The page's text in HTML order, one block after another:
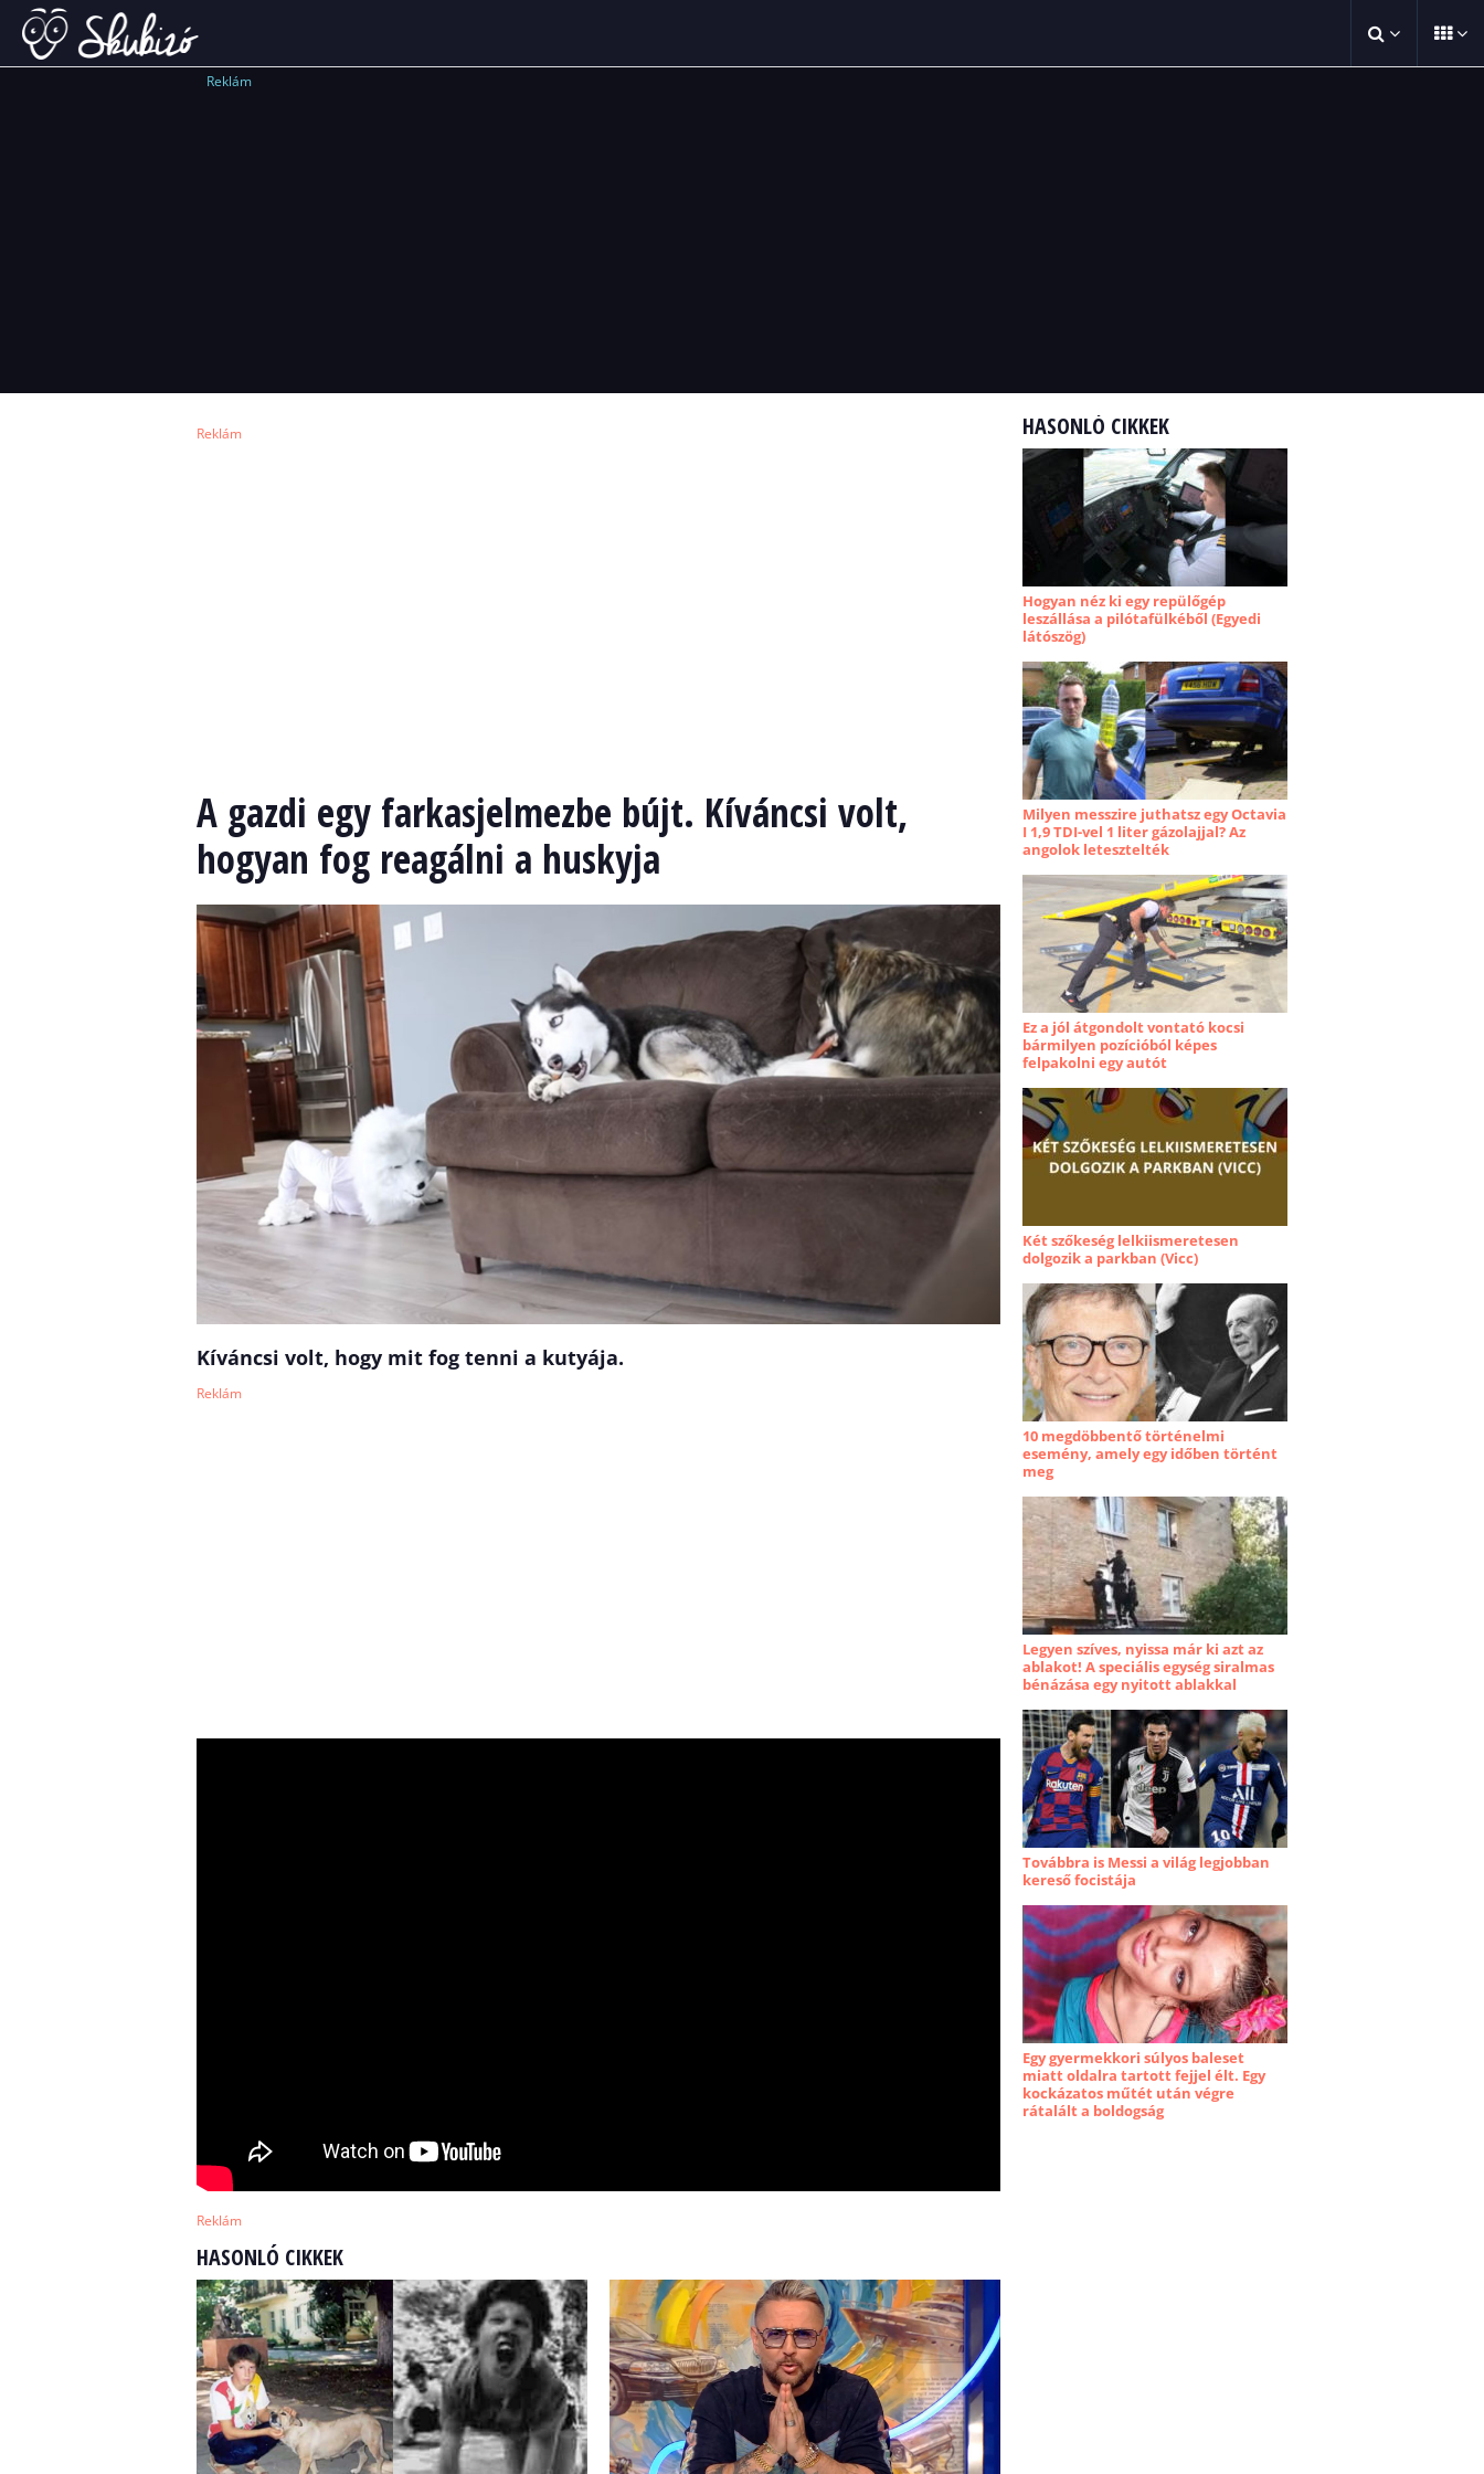
Reklám
Reklám
A gazdi egy farkasjelmezbe bújt. Kíváncsi volt,
hogyan fog reagálni a huskyja
Kíváncsi volt, hogy mit fog tenni a kutyája.
Reklám
Reklám
HASONLÓ CIKKEK
HASONLÓ CIKKEK
Hogyan néz ki egy repülőgép
leszállása a pilótafülkéből (Egyedi
látószög)
Milyen messzire juthatsz egy Octavia
I 1,9 TDI-vel 1 liter gázolajjal? Az
angolok letesztelték
Ez a jól átgondolt vontató kocsi
bármilyen pozícióból képes
felpakolni egy autót
Két szőkeség lelkiismeretesen
dolgozik a parkban (Vicc)
10 megdöbbentő történelmi
esemény, amely egy időben történt
meg
Legyen szíves, nyissa már ki azt az
ablakot! A speciális egység siralmas
bénázása egy nyitott ablakkal
Továbbra is Messi a világ legjobban
kereső focistája
Egy gyermekkori súlyos baleset
miatt oldalra tartott fejjel élt. Egy
kockázatos műtét után végre
rátalált a boldogság